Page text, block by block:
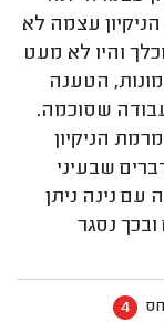
עצמה לא
והיו לא מעט
הטענה
שסוכמה.
הניקיון
שבעיני
עם נינה ניתן
נסגר
4